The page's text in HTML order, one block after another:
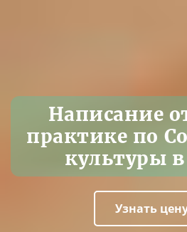
Написание
практике по
культуры
Узнать